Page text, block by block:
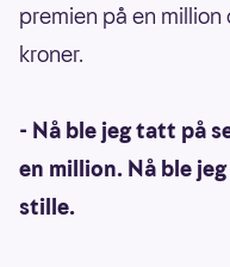
premien på en
kroner.
- Nå ble jeg tatt på
en million. Nå ble
stille.